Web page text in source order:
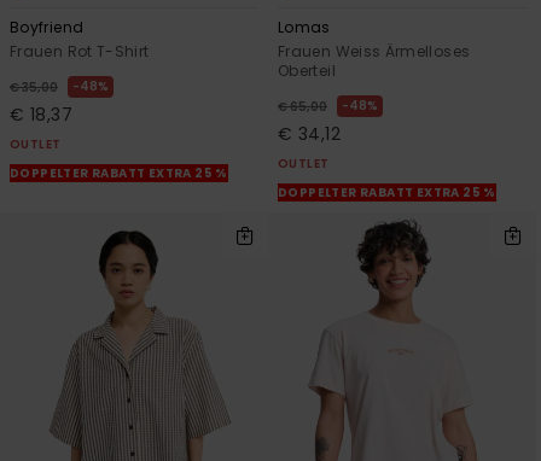
Boyfriend
Frauen Rot T-Shirt
€ 35,00 48%
€ 18,37
OUTLET
DOPPELTER RABATT EXTRA 25 %
Lomas
Frauen Weiss Ärmelloses
Oberteil
€ 65,00 48%
€ 34,12
OUTLET
DOPPELTER RABATT EXTRA 25 %